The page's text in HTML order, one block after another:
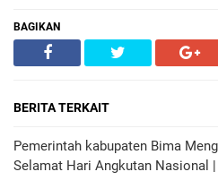
BAGIKAN
BERITA TERKAIT
Pemerintah kabupaten Bima
Selamat Hari Angkutan Nasional